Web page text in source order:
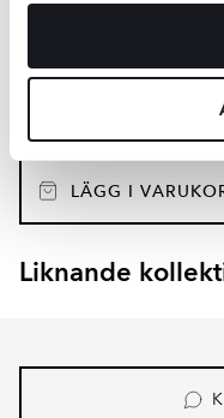
INZV1383
1899SEK3303SEK-43%
LÄGG I
Liknande
RENOLIA